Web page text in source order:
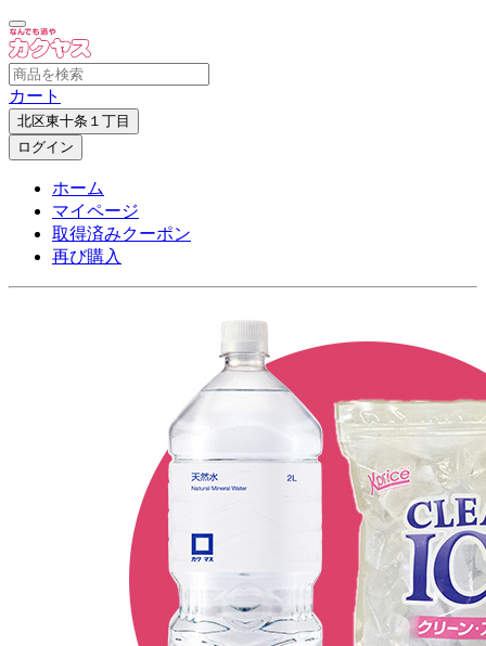
カート
北区東十条１丁目
ログイン
ホーム
マイページ
取得済みクーポン
再び購入